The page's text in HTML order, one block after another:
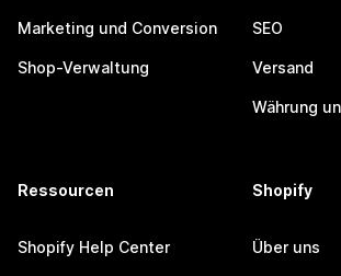
Marketing und Conversion
Shop-Verwaltung
SEO
Versand
Währung
Ressourcen
Shopify Help Center
Shopify
Über uns